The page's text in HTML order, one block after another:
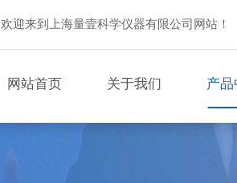
欢迎来到上海量壹科学仪器有限公司网站！
网站首页 关于我们 产品